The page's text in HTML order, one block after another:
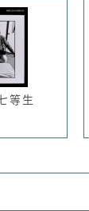
等生